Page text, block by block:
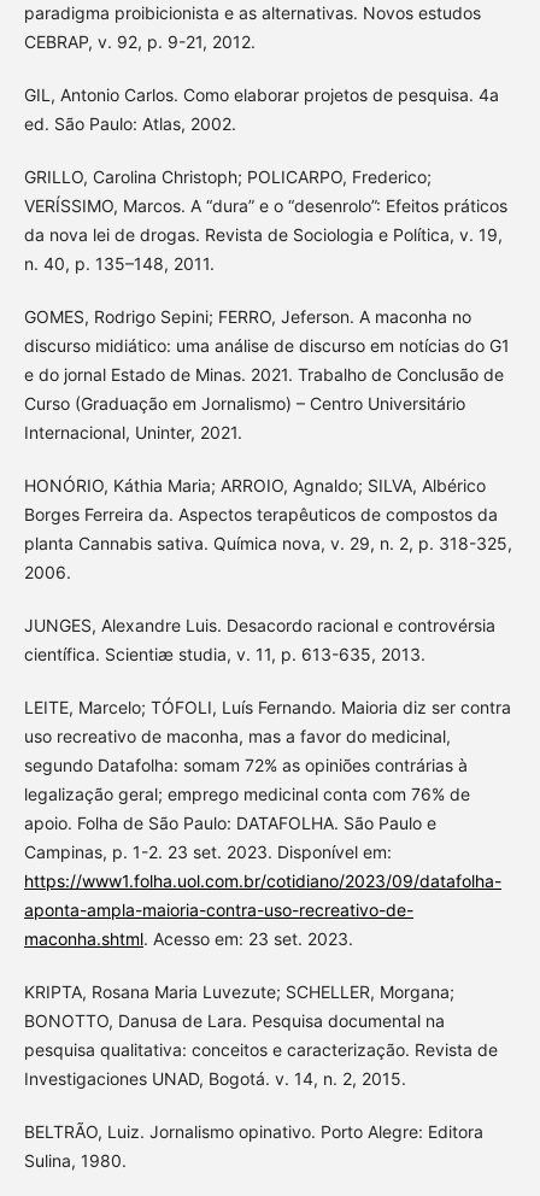
paradigma proibicionista e as alternativas. Novos estudos
CEBRAP, v. 92, p. 9-21, 2012.
GIL, Antonio Carlos. Como elaborar projetos de pesquisa. 4a
ed. São Paulo: Atlas, 2002.
GRILLO, Carolina Christoph; POLICARPO, Frederico;
VERÍSSIMO, Marcos. A “dura” e o “desenrolo”: Efeitos práticos
da nova lei de drogas. Revista de Sociologia e Política, v. 19,
n. 40, p. 135–148, 2011.
GOMES, Rodrigo Sepini; FERRO, Jeferson. A maconha no
discurso midiático: uma análise de discurso em notícias do G1
e do jornal Estado de Minas. 2021. Trabalho de Conclusão de
Curso (Graduação em Jornalismo) – Centro Universitário
Internacional, Uninter, 2021.
HONÓRIO, Káthia Maria; ARROIO, Agnaldo; SILVA, Albérico
Borges Ferreira da. Aspectos terapêuticos de compostos da
planta Cannabis sativa. Química nova, v. 29, n. 2, p. 318-325,
2006.
JUNGES, Alexandre Luis. Desacordo racional e controvérsia
científica. Scientiæ studia, v. 11, p. 613-635, 2013.
LEITE, Marcelo; TÓFOLI, Luís Fernando. Maioria diz ser contra
uso recreativo de maconha, mas a favor do medicinal,
segundo Datafolha: somam 72% as opiniões contrárias à
legalização geral; emprego medicinal conta com 76% de
apoio. Folha de São Paulo: DATAFOLHA. São Paulo e
Campinas, p. 1-2. 23 set. 2023. Disponível em:
https://www1.folha.uol.com.br/cotidiano/2023/09/datafolha-
aponta-ampla-maioria-contra-uso-recreativo-de-
maconha.shtml. Acesso em: 23 set. 2023.
KRIPTA, Rosana Maria Luvezute; SCHELLER, Morgana;
BONOTTO, Danusa de Lara. Pesquisa documental na
pesquisa qualitativa: conceitos e caracterização. Revista de
Investigaciones UNAD, Bogotá. v. 14, n. 2, 2015.
BELTRÃO, Luiz. Jornalismo opinativo. Porto Alegre: Editora
Sulina, 1980.